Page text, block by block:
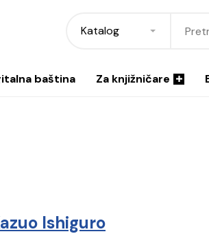
Katalog
baština Za knjižničare
Ishiguro